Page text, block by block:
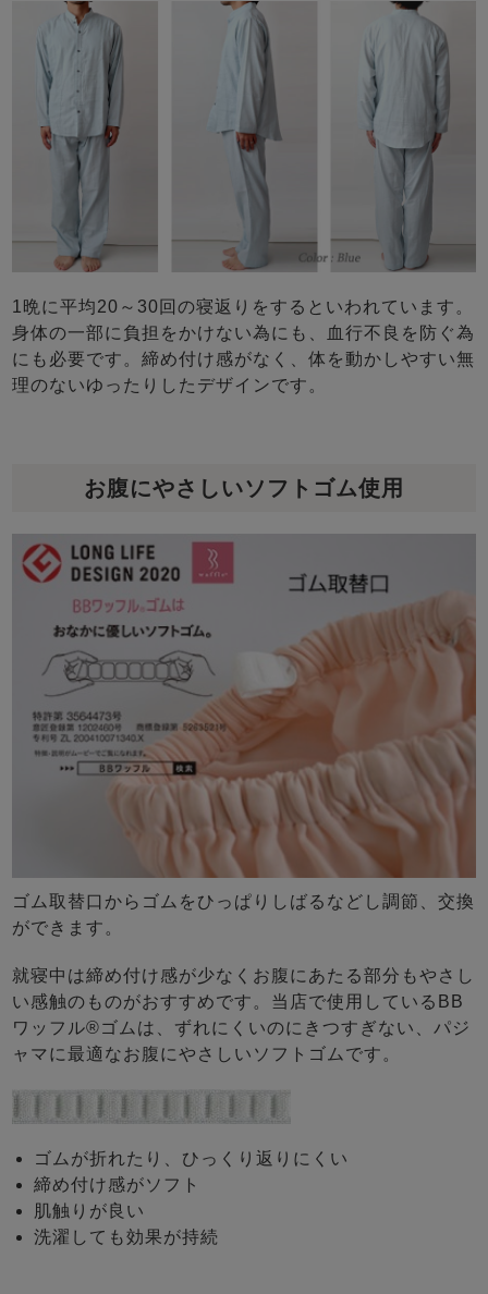
1晩に平均20～30回の寝返りをするといわれています。
身体の一部に負担をかけない為にも、血行不良を防ぐ為
にも必要です。締め付け感がなく、体を動かしやすい無
理のないゆったりしたデザインです。
お腹にやさしいソフトゴム使用
ゴム取替口からゴムをひっぱりしばるなどし調節、交換
ができます。
就寝中は締め付け感が少なくお腹にあたる部分もやさし
い感触のものがおすすめです。当店で使用しているBB
ワッフル®ゴムは、ずれにくいのにきつすぎない、パジ
ャマに最適なお腹にやさしいソフトゴムです。
ゴムが折れたり、ひっくり返りにくい
締め付け感がソフト
肌触りが良い
洗濯しても効果が持続